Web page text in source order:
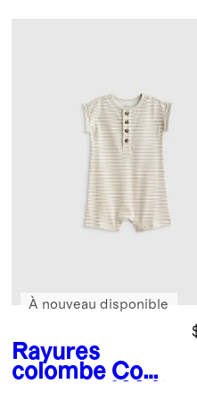
Rayures
colombe Com
À nouveau disponible